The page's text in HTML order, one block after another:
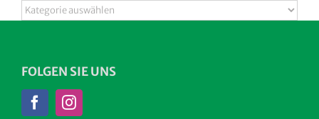
Kategorien
FOLGEN SIE UNS